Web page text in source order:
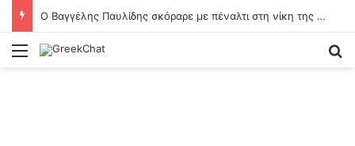
Ο Βαγγέλης Παυλίδης σκόραρε με πέναλτι στη νίκη της Μπενφίκα με 6-1 κόντρα στη Χαρτς του Αλέξανδρου Κυζιρίδη
Menu